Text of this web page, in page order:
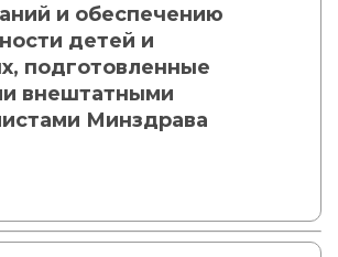
и обеспечению
детей и
подготовленные
внештатными
Минздрава